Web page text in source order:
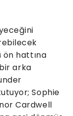
ön hattına
arka
Sophie
Cardwell